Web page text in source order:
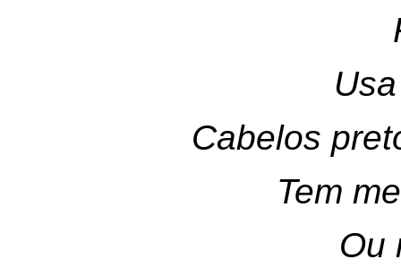
Cabelos
Tem
Ou